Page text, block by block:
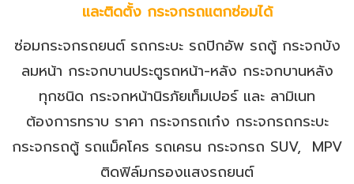
และติดตั้ง กระจกรถแตกซ่อมได้
ซ่อมกระจกรถยนต์ รถกระบะ รถปิกอัพ รถตู้ กระจกบัง
ลมหน้า กระจกบานประตูรถหน้า-หลัง กระจกบานหลัง
ทุกชนิด กระจกหน้านิรภัยเท็มเปอร์ และ ลามิเนท
ต้องการทราบ ราคา กระจกรถเก๋ง กระจกรถกระบะ
กระจกรถตู้ รถแม็คโคร รถเครน กระจกรถ SUV, MPV
ติดฟิล์มกรองแสงรถยนต์